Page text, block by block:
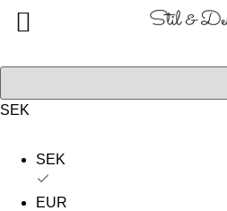
SEK
SEK
EUR
Alla produkter
Om oss